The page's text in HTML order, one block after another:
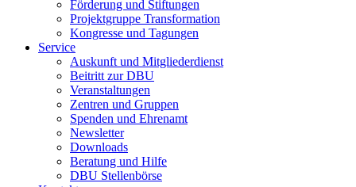
Förderung und Stiftungen
Projektgruppe Transformation
Kongresse und Tagungen
Service
Auskunft und Mitgliederdienst
Beitritt zur DBU
Veranstaltungen
Zentren und Gruppen
Spenden und Ehrenamt
Newsletter
Downloads
Beratung und Hilfe
DBU Stellenbörse